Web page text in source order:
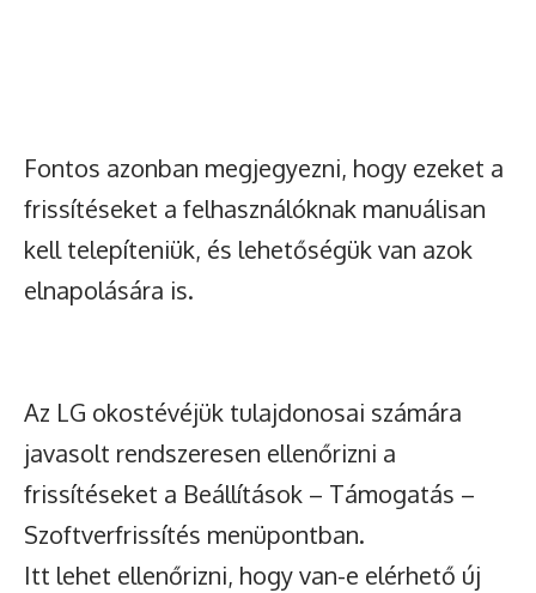
Fontos azonban megjegyezni, hogy ezeket a
frissítéseket a felhasználóknak manuálisan
kell telepíteniük, és lehetőségük van azok
elnapolására is.
Az LG okostévéjük tulajdonosai számára
javasolt rendszeresen ellenőrizni a
frissítéseket a Beállítások – Támogatás –
Szoftverfrissítés menüpontban.
Itt lehet ellenőrizni, hogy van-e elérhető új